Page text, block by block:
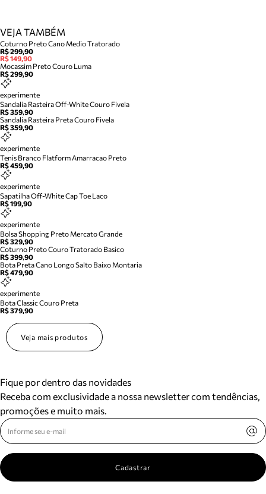
VEJA TAMBÉM
Coturno Preto Cano Medio Tratorado
R$ 299,90
R$ 149,90
Mocassim Preto Couro Luma
R$ 299,90
experimente
Sandalia Rasteira Off-White Couro Fivela
R$ 359,90
Sandalia Rasteira Preta Couro Fivela
R$ 359,90
experimente
Tenis Branco Flatform Amarracao Preto
R$ 459,90
experimente
Sapatilha Off-White Cap Toe Laco
R$ 199,90
experimente
Bolsa Shopping Preto Mercato Grande
R$ 329,90
Coturno Preto Couro Tratorado Basico
R$ 399,90
Bota Preta Cano Longo Salto Baixo Montaria
R$ 479,90
experimente
Bota Classic Couro Preta
R$ 379,90
Veja mais produtos
Fique por dentro das novidades
Receba com exclusividade a nossa newsletter com tendências,
promoções e muito mais.
Cadastrar